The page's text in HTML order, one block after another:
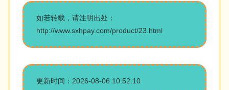
如若转载，请注明出处：
http://www.sxhpay.com/product/23.html
更新时间：2026-08-06 10:52:10